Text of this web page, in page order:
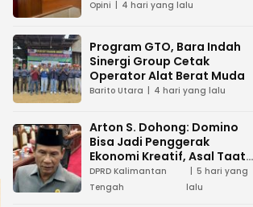
Profesi Menjadi Taruhan
Opini 4 hari yang lalu
Program GTO, Bara Indah
Sinergi Group Cetak
Operator Alat Berat Muda
Barito Utara 4 hari yang lalu
Arton S. Dohong: Domino
Bisa Jadi Penggerak
Ekonomi Kreatif, Asal Taat
Aturan
DPRD Kalimantan
Tengah
5 hari yang
lalu